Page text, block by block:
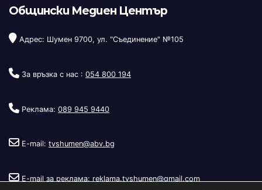
Общински Медиен Център
Адрес: Шумен 9700, ул. "Съединение" №105
За връзка с нас : 054 800 194
Реклама: 089 945 9440
E-mail: tvshumen@abv.bg
E-mail за реклама: reklama.tvshumen@gmail.com